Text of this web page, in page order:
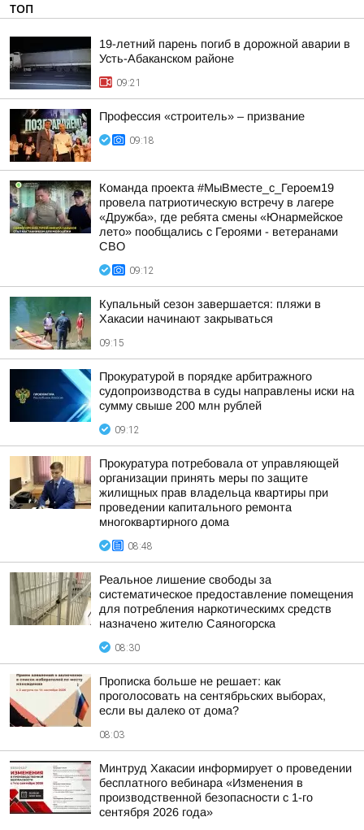
ТОП
19-летний парень погиб в дорожной аварии в
Усть-Абаканском районе
09:21
Профессия «строитель» – призвание
09:18
Команда проекта #МыВместе_с_Героем19
провела патриотическую встречу в лагере
«Дружба», где ребята смены «Юнармейское
лето» пообщались с Героями - ветеранами
СВО
09:12
Купальный сезон завершается: пляжи в
Хакасии начинают закрываться
09:15
Прокуратурой в порядке арбитражного
судопроизводства в суды направлены иски на
сумму свыше 200 млн рублей
09:12
Прокуратура потребовала от управляющей
организации принять меры по защите
жилищных прав владельца квартиры при
проведении капитального ремонта
многоквартирного дома
08:48
Реальное лишение свободы за
систематическое предоставление помещения
для потребления наркотическимх средств
назначено жителю Саяногорска
08:30
Прописка больше не решает: как
проголосовать на сентябрьских выборах,
если вы далеко от дома?
08:03
Минтруд Хакасии информирует о проведении
бесплатного вебинара «Изменения в
производственной безопасности с 1-го
сентября 2026 года»